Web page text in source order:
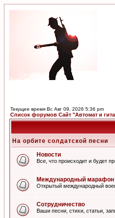
Текущее время Вс Авг 09, 2026 5:36 pm
Список форумов Сайт "Автомат и
На орбите солдатской песни
Новости
Все, что происходит и будет
Международный марафон
Открытый международный
Сотрудничество
Ваши песни, стихи, статьи,